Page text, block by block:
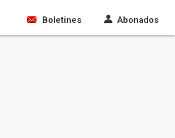
Boletines Abonados